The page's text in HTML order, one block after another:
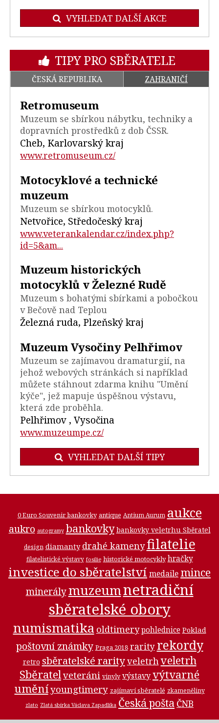
VYHLEDAT DALŠÍ AKCE
TIPY PRO SBĚRATELE
ČESKÁ REPUBLIKA ZAHRANIČÍ
Retromuseum
Muzeum se sbírkou nábytku, techniky a
dopravních prostředků z dob ČSSR.
Cheb, Karlovarský kraj
www.retromuseum.cz/
Motocyklové a technické
muzeum
Muzeum se sbírkou motocyklů.
Netvořice, Středočeský kraj
www.veterankalendar.cz/index.php?
id=5&am...
Muzeum historických
motocyklů v Železné Rudě
Muzeum s bohatými sbírkami a pobočkou
v Bečově nad Teplou
Železná ruda, Plzeňský kraj
Muzeum Vysočiny Pelhřimov
Muzeum se zajímavou dramaturgií, na
jehož webových stránkách si například
můžete stáhnout zdarma knihu "Umění
kýče", jež mapuje úspěšnou výstavu,
která zde proběhla.
Pelhřimov , Vysočina
www.muzeumpe.cz/
VYHLEDAT DALŠÍ TIPY
0 Euro Souvenir bankovky antique Antium Aurum aukce
aukro autogramy bankovky bankovky veletrhu Sběratel
design diamanty drahé kamenyfilatelie
filatelistické výstavy fosilie historické motocykly hračky
investice do sběratelství medaile mince
minerálymuzeumnetradiční
sběratelské obory
numismatika oldtimery pohlednice Poklad
poštovní známky Praga 2018 rarity rekordy
retro sběratelské rarityveletrhveletrh
Sběratelveteráni vinyly výstavyvýtvarné
uměníyoungtimery zajímaví sběratelé zkameněliny
zlato Zlatá sbírka Václava Zapadlíka Česká pošta ČNB